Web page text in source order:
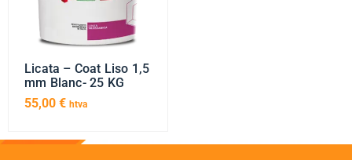
Licata – Coat Liso 1,5
mm Blanc- 25 KG
55,00 € htva